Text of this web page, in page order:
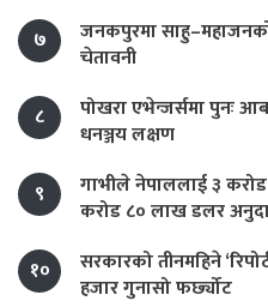
७
जनकपुरमा साहु–महाजनको
चेतावनी
८
पोखरा एभेन्जर्समा पुनः
धनञ्जय लक्षण
९
गाभीले नेपाललाई ३
करोड ८० लाख डलर
१०
सरकारको तीनमहिने
हजार गुनासो फर्छ्योट